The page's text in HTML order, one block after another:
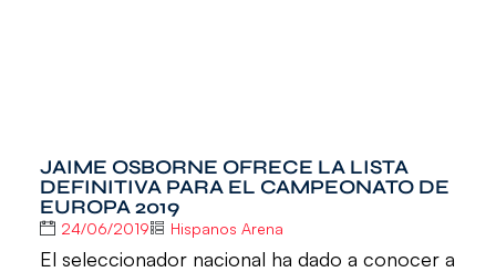
JAIME OSBORNE OFRECE LA LISTA
DEFINITIVA PARA EL CAMPEONATO DE
EUROPA 2019
24/06/2019 Hispanos Arena
El seleccionador nacional ha dado a conocer a